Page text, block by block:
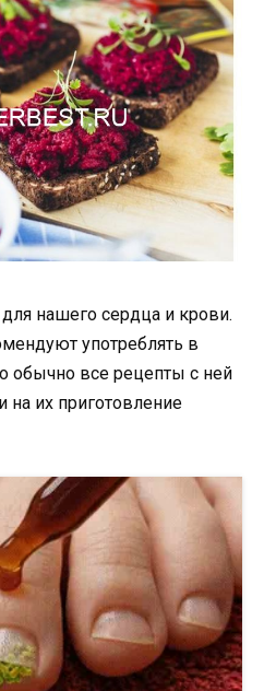
нашего сердца и крови.
употреблять в
обычно все рецепты с ней
на их приготовление